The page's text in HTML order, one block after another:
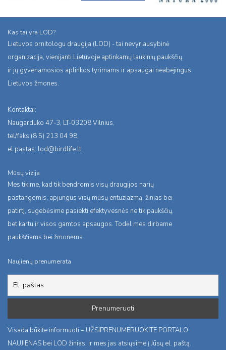
Kas tai yra LOD?
Lietuvos ornitologu draugija (LOD) - tai nevyriausybinė
organizacija, vienijanti Lietuvoje aptinkamų laukinių paukščių
ir jų gyvenamosios aplinkos tyrimams ir apsaugai neabejingus
Lietuvos žmones.
Kontaktai:
Naugarduko 47-3, LT-03208 Vilnius,
tel/faks:(8 5) 213 04 98,
el.pastas: lod@birdlife.lt
Mūsų vizija
Mes tikime, kad tik bendromis visų draugijos narių
pastangomis, apjungus visų mūsų entuziazmą, žinias bei
patirtį, sugebėsime pasiekti efektyvesnės ne tik paukščių,
bet kartu ir visos gamtos apsaugos. Todėl mes dirbame
paukščiams bei žmonėms.
Naujienų prenumerata
Visada būkite informuoti – UŽSIPRENUMERUOKITE PORTALO
NAUJIENAS bei LOD žinias, ir mes jas atsiųsime į Jūsų el. paštą.